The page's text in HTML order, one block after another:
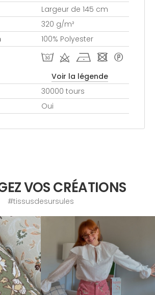
Largeur de 145 cm
320 g/m²
100% Polyester
T d h - *
Voir la légende
30000 tours
Oui
VOS CRÉATIONS
#tissusdesursules